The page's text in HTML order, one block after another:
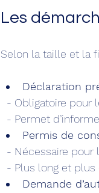
Les
Selon la taille et la
Déclaration
- Obligatoire
- Permet
Permis de
- Nécessaire
- Plus long et
Demande